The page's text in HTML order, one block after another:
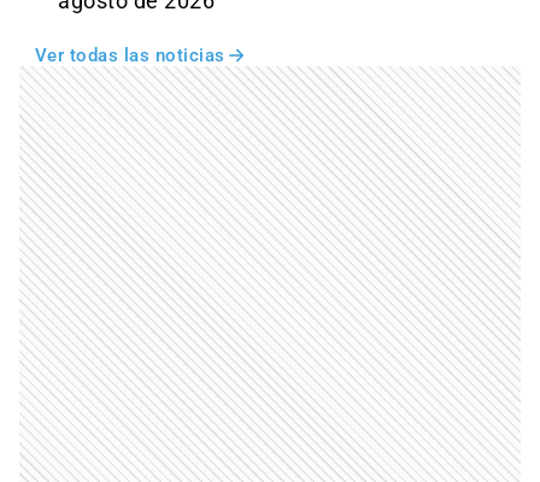
Ver todas las noticias